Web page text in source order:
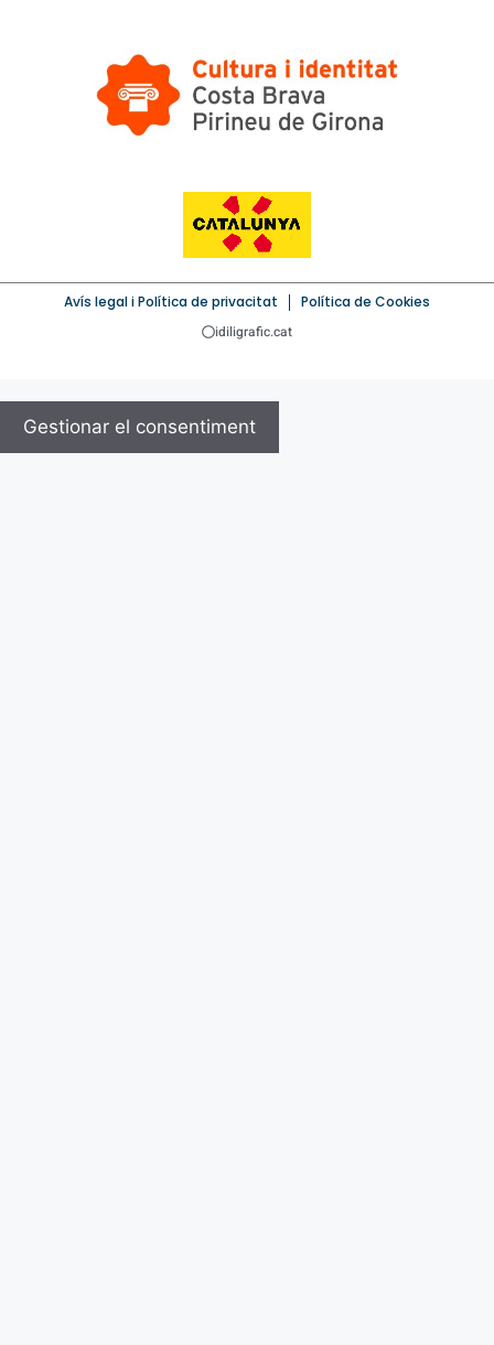
Avís legal i Política de privacitat Política de Cookies
idiligrafic.cat
Gestionar el consentiment